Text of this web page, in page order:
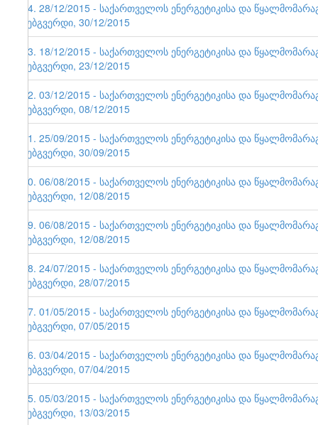
74. 28/12/2015 - საქართველოს ენერგეტიკისა და
ვებგვერდი, 30/12/2015
73. 18/12/2015 - საქართველოს ენერგეტიკისა და
ვებგვერდი, 23/12/2015
72. 03/12/2015 - საქართველოს ენერგეტიკისა და
ვებგვერდი, 08/12/2015
71. 25/09/2015 - საქართველოს ენერგეტიკისა და
ვებგვერდი, 30/09/2015
70. 06/08/2015 - საქართველოს ენერგეტიკისა და
ვებგვერდი, 12/08/2015
69. 06/08/2015 - საქართველოს ენერგეტიკისა და
ვებგვერდი, 12/08/2015
68. 24/07/2015 - საქართველოს ენერგეტიკისა და
ვებგვერდი, 28/07/2015
67. 01/05/2015 - საქართველოს ენერგეტიკისა და
ვებგვერდი, 07/05/2015
66. 03/04/2015 - საქართველოს ენერგეტიკისა და
ვებგვერდი, 07/04/2015
65. 05/03/2015 - საქართველოს ენერგეტიკისა და
ვებგვერდი, 13/03/2015